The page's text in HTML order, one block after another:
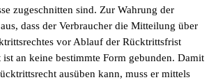
zugeschnitten sind. Zur Wahrung der
dass der Verbraucher die Mitteilung über
vor Ablauf der Rücktrittsfrist
an keine bestimmte Form gebunden. Damit
ausüben kann, muss er mittels